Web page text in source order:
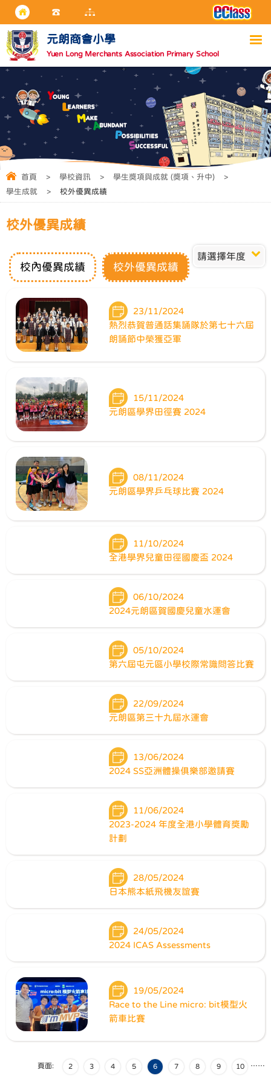
元朗商會小學
Yuen Long Merchants Association Primary School
首頁 > 學校資訊 > 學生獎項與成就 (獎項、升中)
>
學生成就
> 校外優異成績
校外優異成績
請選擇年度
校內優異成績 校外優異成績
23/11/2024
熱烈恭賀普通話集誦隊於第七十六屆
朗誦節中榮獲亞軍
15/11/2024
元朗區學界田徑賽 2024
08/11/2024
元朗區學界乒乓球比賽 2024
11/10/2024
全港學界兒童田徑國慶盃 2024
06/10/2024
2024元朗區賀國慶兒童水運會
05/10/2024
第六屆屯元區小學校際常識問答比賽
22/09/2024
元朗區第三十九屆水運會
13/06/2024
2024 SS亞洲體操俱樂部邀請賽
11/06/2024
2023-2024 年度全港小學體育獎勵
計劃
28/05/2024
日本熊本紙飛機友誼賽
24/05/2024
2024 ICAS Assessments
19/05/2024
Race to the Line micro: bit模型火
箭車比賽
頁面: …
2 3 4 5 6 7 8 9 10 …